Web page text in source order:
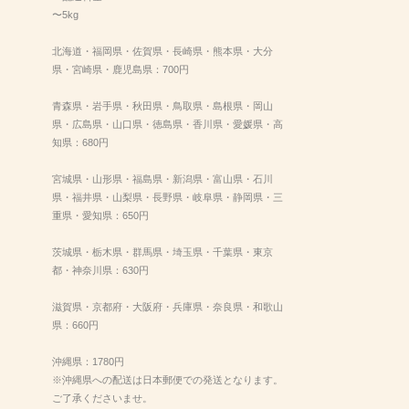
〜5kg
北海道・福岡県・佐賀県・長崎県・熊本県・大分
県・宮崎県・鹿児島県：700円
青森県・岩手県・秋田県・鳥取県・島根県・岡山
県・広島県・山口県・徳島県・香川県・愛媛県・高
知県：680円
宮城県・山形県・福島県・新潟県・富山県・石川
県・福井県・山梨県・長野県・岐阜県・静岡県・三
重県・愛知県：650円
茨城県・栃木県・群馬県・埼玉県・千葉県・東京
都・神奈川県：630円
滋賀県・京都府・大阪府・兵庫県・奈良県・和歌山
県：660円
沖縄県：1780円
※沖縄県への配送は日本郵便での発送となります。
ご了承くださいませ。